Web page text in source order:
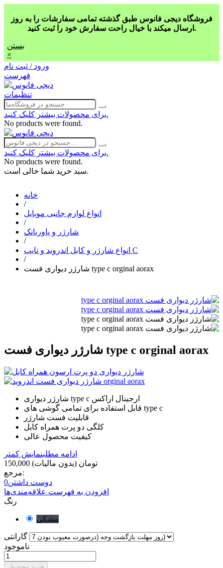
فروشگاه دیجی فانوس طبق گذشته تمامی سفارشات را به روز
ارسال میکند با خیال راحت سفارش خود را ثبت کنید.
بستن
×
ورود / ثبت نام
فهرست
تنظیمات
برای محصولات بیشتر کلیک کنید.
No products were found.
برای محصولات بیشتر کلیک کنید.
No products were found.
سبد خرید شما خالی است.
خانه
/
انواع لوازم جانبی موبایل
/
شارژر و پاوربانک
/
انواع شارژر و کابل اندروید و تایپ C
/
شارژر دیواری فست type c orginal aorax
شارژر دیواری فست type c orginal aorax
قابل استفاده برای تمامی گوشی های type c
قابلیت فست شارژر
کلگی دو پرت همراه کابل
کیفیت محصول عالی
ادامه مطلبنمایش کمتر
150,000 تومان (بدون مالیات)
مرجع:
دوست داشتن0
افزودن به فهرست علاقه‌مندی‌ها
رنگ
مشکی
گارانتی
ناموجود